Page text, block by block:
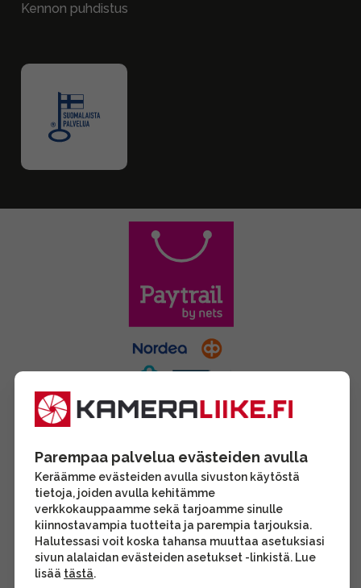
Kennon puhdistus
Parempaa palvelua evästeiden avulla
Keräämme evästeiden avulla sivuston käytöstä
tietoja, joiden avulla kehitämme
verkkokauppaamme sekä tarjoamme sinulle
kiinnostavampia tuotteita ja parempia tarjouksia.
Halutessasi voit koska tahansa muuttaa asetuksiasi
sivun alalaidan evästeiden asetukset -linkistä. Lue
lisää tästä.